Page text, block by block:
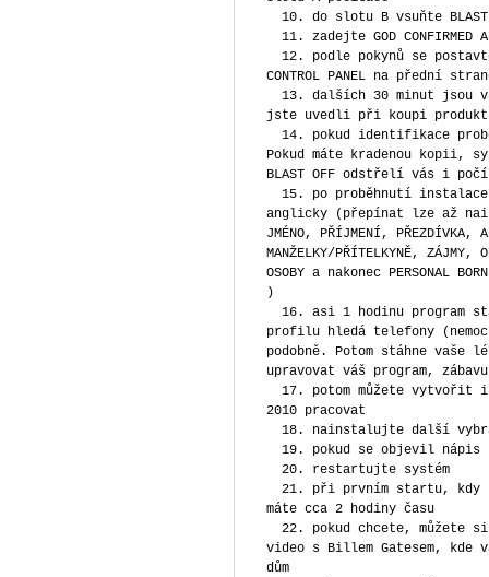
10. do slotu B vsuňte BLAST
11. zadejte GOD CONFIRMED
12. podle pokynů se
CONTROL PANEL na přední
13. dalších 30 minut jsou
jste uvedli při koupi
14. pokud identifikace
Pokud máte kradenou kopii,
BLAST OFF odstřelí vás i
15. po proběhnutí instalace
anglicky (přepínat lze až
JMÉNO, PŘÍJMENÍ, PŘEZDÍVKA,
MANŽELKY/PŘÍTELKYNĚ,
OSOBY a nakonec PERSONAL
)
16. asi 1 hodinu program
profilu hledá telefony
podobně. Potom stáhne vaše
upravovat váš program,
17. potom můžete vytvořit
2010 pracovat
18. nainstalujte další
19. pokud se objevil nápis
20. restartujte systém
21. při prvním startu, kdy
máte cca 2 hodiny času
22. pokud chcete, můžete
video s Billem Gatesem, kde
dům